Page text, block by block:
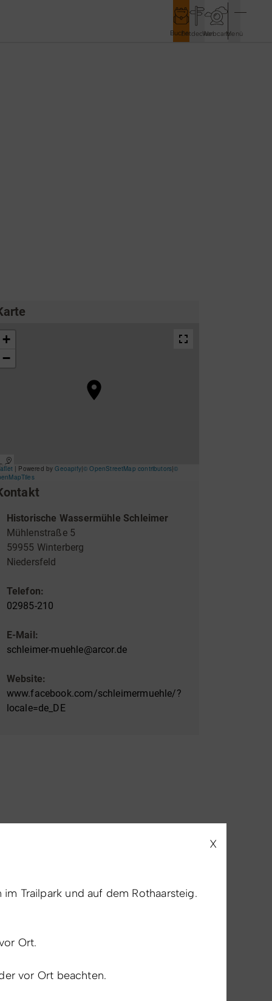
BuchenEntdeckenWebcamMenü
Unterkünfte & Angebote
X
Trailpark und auf dem Rothaarsteig.
Ort.
vor Ort beachten.
Historische Wassermühle Schleimer
Mühlenstraße 5
59955 Winterberg
Niedersfeld
Telefon:
02985-210
E-Mail:
schleimer-muehle@arcor.de
Website:
www.facebook.com/schleimermuehle/?
locale=de_DE